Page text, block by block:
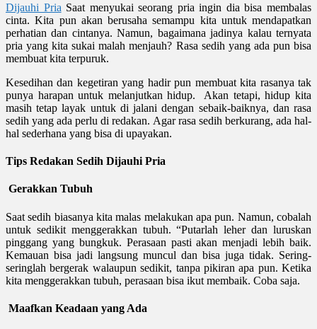
Dijauhi Pria Saat menyukai seorang pria ingin dia bisa membalas
cinta. Kita pun akan berusaha semampu kita untuk mendapatkan
perhatian dan cintanya. Namun, bagaimana jadinya kalau ternyata
pria yang kita sukai malah menjauh? Rasa sedih yang ada pun bisa
membuat kita terpuruk.
Kesedihan dan kegetiran yang hadir pun membuat kita rasanya tak
punya harapan untuk melanjutkan hidup. Akan tetapi, hidup kita
masih tetap layak untuk di jalani dengan sebaik-baiknya, dan rasa
sedih yang ada perlu di redakan. Agar rasa sedih berkurang, ada hal-
hal sederhana yang bisa di upayakan.
Tips Redakan Sedih Dijauhi Pria
Gerakkan Tubuh
Saat sedih biasanya kita malas melakukan apa pun. Namun, cobalah
untuk sedikit menggerakkan tubuh. “Putarlah leher dan luruskan
pinggang yang bungkuk. Perasaan pasti akan menjadi lebih baik.
Kemauan bisa jadi langsung muncul dan bisa juga tidak. Sering-
seringlah bergerak walaupun sedikit, tanpa pikiran apa pun. Ketika
kita menggerakkan tubuh, perasaan bisa ikut membaik. Coba saja.
Maafkan Keadaan yang Ada